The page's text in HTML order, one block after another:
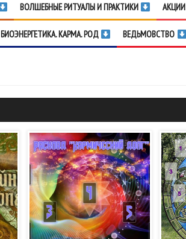
ВОЛШЕБНЫЕ РИТУАЛЫ И ПРАКТИКИ АКЦИИ
БИОЭНЕРГЕТИКА. КАРМА. РОД ВЕДЬМОВСТВО